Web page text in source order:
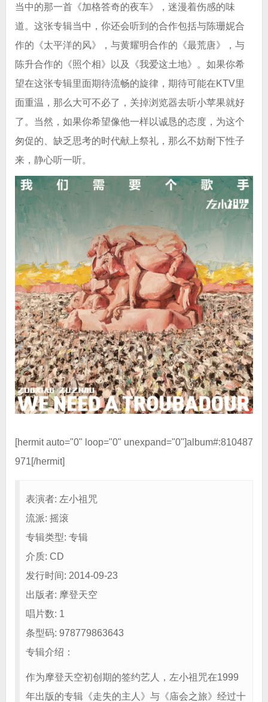
当中的那一首《加格答奇的夜车》，迷漫着伤感的味
道。这张专辑当中，你还会听到的合作包括与陈珊妮合
作的《太平洋的风》，与黄耀明合作的《最荒唐》，与
陈升合作的《照个相》以及《我爱这土地》。如果你希
望在这张专辑里面期待流畅的旋律，期待可能在KTV里
面重温，那么大可不必了，关掉浏览器去听小苹果就好
了。当然，如果你希望像他一样以诚恳的态度，为这个
匆促的、缺乏思考的时代献上祭礼，那么不妨耐下性子
来，静心听一听。
[hermit auto="0" loop="0" unexpand="0"]album#:810487
971[/hermit]
表演者: 左小祖咒
流派: 摇滚
专辑类型: 专辑
介质: CD
发行时间: 2014-09-23
出版者: 摩登天空
唱片数: 1
条型码: 978779863643
专辑介绍：
作为摩登天空初创期的签约艺人，左小祖咒在1999
年出版的专辑《走失的主人》与《庙会之旅》经过十